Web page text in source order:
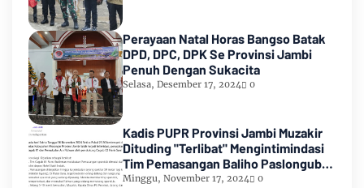
Perayaan Natal Horas Bangso Batak
DPD, DPC, DPK Se Provinsi Jambi
Penuh Dengan Sukacita
Selasa, Desember 17, 2024 0
Kadis PUPR Provinsi Jambi Muzakir
Dituding "Terlibat" Mengintimindasi
Tim Pemasangan Baliho Paslongub
Romi-Sudirman
Minggu, November 17, 2024 0